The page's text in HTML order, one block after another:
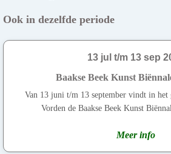
Ook in dezelfde periode
13 jul t/m 13 sep
Baakse Beek Kunst
Van 13 juni t/m 13 september vindt in het
Vorden de Baakse Beek Kunst
Meer info